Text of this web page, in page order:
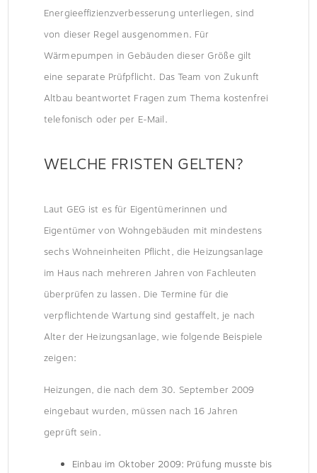
Energieeffizienzverbesserung unterliegen, sind
von dieser Regel ausgenommen. Für
Wärmepumpen in Gebäuden dieser Größe gilt
eine separate Prüfpflicht. Das Team von Zukunft
Altbau beantwortet Fragen zum Thema kostenfrei
telefonisch oder per E-Mail.
WELCHE FRISTEN GELTEN?
Laut GEG ist es für Eigentümerinnen und
Eigentümer von Wohngebäuden mit mindestens
sechs Wohneinheiten Pflicht, die Heizungsanlage
im Haus nach mehreren Jahren von Fachleuten
überprüfen zu lassen. Die Termine für die
verpflichtende Wartung sind gestaffelt, je nach
Alter der Heizungsanlage, wie folgende Beispiele
zeigen:
Heizungen, die nach dem 30. September 2009
eingebaut wurden, müssen nach 16 Jahren
geprüft sein.
Einbau im Oktober 2009: Prüfung musste bis